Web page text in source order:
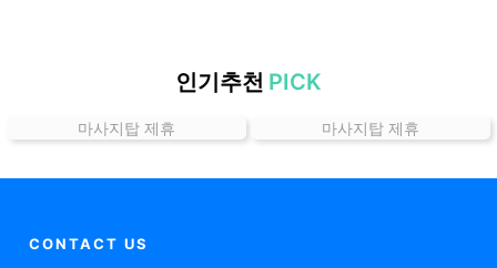
할
정
인기추천 PICK
마사지탑 제휴 마사지탑 제휴
CONTACT US